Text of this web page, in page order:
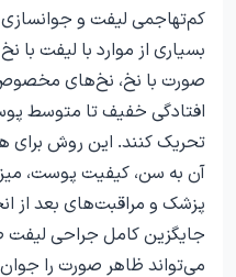
کم‌تهاجمی لیفت و
بسیاری از موارد با لیفت
صورت با نخ، نخ‌های مخصوص
افتادگی خفیف تا متوسط
تحریک کنند. این روش برای
آن به سن، کیفیت پوست،
پزشک و مراقبت‌های بعد از
جایگزین کامل جراحی لیفت
می‌تواند ظاهر صورت را